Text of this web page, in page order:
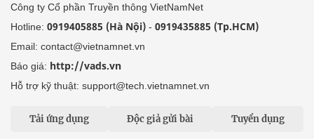
Công ty Cổ phần Truyền thông VietNamNet
Hotline: 0919405885 (Hà Nội) - 0919435885 (Tp.HCM)
Email: contact@vietnamnet.vn
Báo giá: http://vads.vn
Hỗ trợ kỹ thuật: support@tech.vietnamnet.vn
Tải ứng dụng Độc giả gửi bài Tuyển dụng